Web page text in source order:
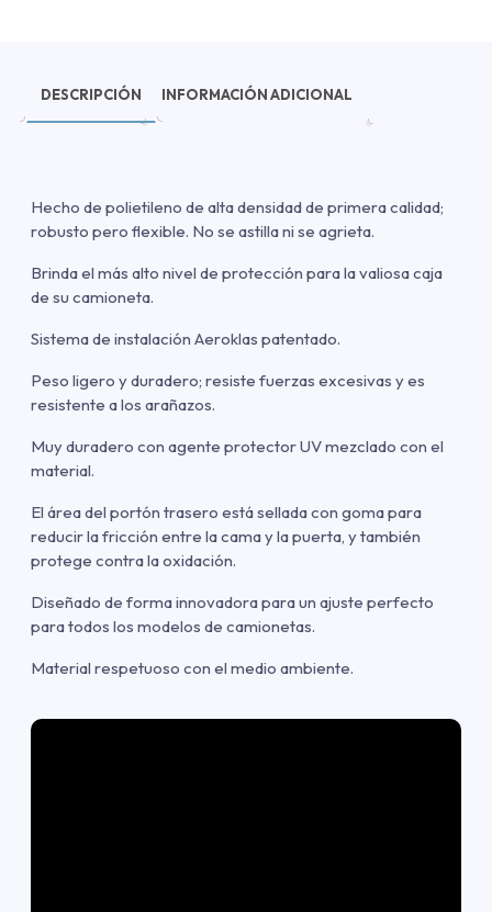
DESCRIPCIÓN INFORMACIÓN ADICIONAL
Hecho de polietileno de alta densidad de primera calidad;
robusto pero flexible. No se astilla ni se agrieta.
Brinda el más alto nivel de protección para la valiosa caja
de su camioneta.
Sistema de instalación Aeroklas patentado.
Peso ligero y duradero; resiste fuerzas excesivas y es
resistente a los arañazos.
Muy duradero con agente protector UV mezclado con el
material.
El área del portón trasero está sellada con goma para
reducir la fricción entre la cama y la puerta, y también
protege contra la oxidación.
Diseñado de forma innovadora para un ajuste perfecto
para todos los modelos de camionetas.
Material respetuoso con el medio ambiente.